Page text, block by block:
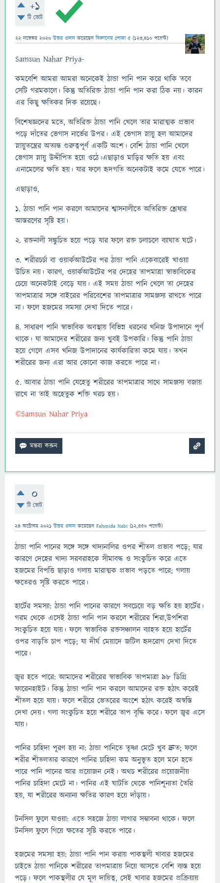
+1
টি ভোট
22 নভেম্বর 2020 উত্তর প্রদান করেছেনবিজ্ঞানের পোকা ৫ (123,410 পয়েন্ট)
Samsun Nahar Priya-
কমবেশি আমরা আমরা অনেকেই ঠান্ডা পানি পান করে থাকি তবে
সেটি গরমকালে। কিন্তু অতিরিক্ত ঠান্ডা পানি পান করা ঠিক নয়। কারন
এর কিছু ক্ষতিকর দিক রয়েছে।
বিশেষজ্ঞদের মতে, অতিরিক্ত ঠান্ডা পানি খেলে তার মারাত্মক প্রভাব
পড়ে দাঁতের ভেগাস নার্ভের উপর। এই ভেগাস স্নায়ু হল আমাদের
স্নায়ুতন্ত্রের অত্যন্ত গুরুত্বপূর্ণ একটি অংশ। বেশি ঠান্ডা পানি খেলে
ভেগাস স্নায়ু উদ্দীপিত হয়ে ওঠে।এছাড়াও মাড়ির ক্ষতি হয় এবং
এনামেলের ক্ষতি হয়। যার ফলে হৃদগতি অনেকটাই কমে যেতে পারে।
এছাড়াও,
১. ঠান্ডা পানি পান করলে আমাদের শ্বাসনালীতে অতিরিক্ত শ্লেষার
আস্তরণের সৃষ্টি হয়।
২. রক্তনালী সঙ্কুচিত হয়ে পড়ে যার ফলে রক্ত চলাচলে ব্যাঘাত ঘটে।
৩. শরীরচর্চা বা ওয়ার্কআউটের পর ঠান্ডা পানি একেবারেই খাওয়া
উচিত নয়। কারণ, ওয়ার্কআউটের পর দেহের তাপমাত্রা স্বাভাবিকের
চেয়ে অনেকটাই বেড়ে যায়। এই সময় ঠান্ডা পানি খেলে তা দেহের
তাপমাত্রার সঙ্গে বাইরের পরিবেশের তাপমাত্রার সামঞ্জস্য রাখতে পারে
না। ফলে হজমের সমস্যা দেখা দিতে পারে।
৪. সাধারণ পানি স্বাভাবিক অবস্থায় বিভিন্ন ধরনের খনিজ উপাদানে পূর্ণ
থাকে। যা আমাদের শরীরের জন্য খুবই উপকারি। কিন্তু পানি ঠান্ডা
হয়ে গেলে এসব খনিজ উপাদানের কার্যকারিতা কমে যায়। তখন
শরীরের জন্য এরা আর কোনো কাজ করতে পারে না।
৫. আবার ঠান্ডা পানি যেহেতু শরীরের তাপমাত্রার সাথে সামঞ্জস্য বজায়
রাখে না তাই অহেতুক শক্তি খরচ হয়।
©Samsun Nahar Priya
0
টি ভোট
24 অক্টোবর 2021 উত্তর প্রদান করেছেন Fahmida Nabi (12,550 পয়েন্ট)
ঠান্ডা পানি পানের সঙ্গে সঙ্গে খাদ্যনালির ওপর শীতল প্রভাব পড়ে; যার
কারণে দেহের খাদ্য সরবরাহকে সীমাবদ্ধ ও সংকুচিত করে এতে
হজমের বিপত্তি ছাড়াও গলায় মারাত্মক প্রভাব পড়তে পারে; গলায়
ক্ষতেরও সৃষ্টি করতে পারে।
হার্টের সমস্যা: ঠান্ডা পানি পানের কারণে সবচেয়ে বড় ক্ষতি হয় হার্টের।
গরম থেকে এসেই ঠান্ডা পানি পান করলে শরীরের শিরা,উপশিরা
সংকুচিত হয়ে যায়। ফলে স্বাভাবিক রক্তসঞ্চালন ব্যাহত হয়ে হার্টের
ওপর বাড়তি চাপ পড়ে; যা দীর্ঘ মেয়াদে জটিল হৃদরোগ দেখা দিতে
পারে।
জ্বর হতে পারে: আমাদের শরীরের স্বাভাবিক তাপমাত্রা ৯৮ ডিগ্রি
ফারেনহাইট। কিন্তু ঠান্ডা পানি পান করলে আমাদের রক্ত হঠাৎ করেই
শীতল হয়ে যায়। ফলে শরীরে ভেতরের অংশে হঠাৎ করেই অস্বস্তি
দেখা দেয়। গলা সংকুচিত হয়ে শরীরে তাপ বৃদ্ধি করে। ফলে জ্বর এসে
যায়।
পানির চাহিদা পূরণ হয় না: ঠান্ডা পানিতে তৃষ্ণা মেটে খুব দ্রুত; ফলে
শরীর শীতলতার কারণে পানির চাহিদা কম অনুভূত হলে মনে হতে
পারে পানি পানের আর প্রয়োজন নেই। অথচ শরীরের প্রয়োজনীয়
পানির চাহিদা মেটে না। পানির এই ঘাটতি থেকে পানিশূন্যতা তৈরি
হয়, যা শরীরের অন্যান্য ক্ষতির কারণ হয়ে দাঁড়ায়।
টনসিল ফুলে যাওয়া: এতে সহজে ঠান্ডা লাগার সম্ভাবনা থাকে। ফলে
টনসিল ফুলে গিয়ে ক্ষতের সৃষ্টি করতে পারে।
হজমের সমস্যা হয়: ঠান্ডা পানি পান করায় পাকস্থলী খাবার হজমের
চাইতে ঠান্ডা পানিকে শরীরের তাপমাত্রায় নিয়ে আসতে বেশি ব্যস্ত হয়ে
পড়ে। ফলে পাকস্থলীর যে মূল দায়িত্ব, সেই খাবার হজমের প্রক্রিয়ায়